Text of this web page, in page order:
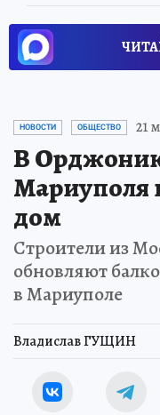
НОВОСТИ ОБЩЕСТВО 21
В
Мариуполя
дом
Строители из
обновляют
в Мариуполе
Владислав ГУЩИН